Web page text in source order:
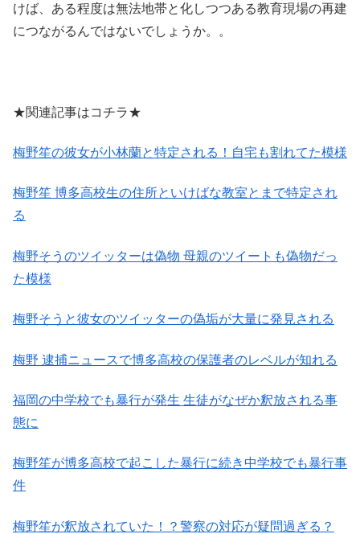
けば、ある程度は無法地帯と化しつつある教育現場の再建
につながるんではないでしょうか。。
★関連記事はコチラ★
梅野笙の彼女が小林蘭と特定される！自宅も割れてた模様
梅野笙 博多高校生の住所といけばな教室とまで特定され
る
梅野そうのツイッターは偽物 母親のツイートも偽物だっ
た模様
梅野そうと彼女のツイッターの偽垢が大量に発見される
梅野 逮捕ニュースで博多高校の保護者のレベルが知れる
福岡の中学校でも暴行が発生 生徒がなぜか釈放される事
態に
梅野笙が博多高校で起こした暴行に続き中学校でも暴行事
件
梅野笙が釈放されていた！？警察の対応が疑問過ぎる？